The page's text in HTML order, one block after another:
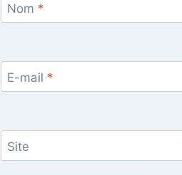
Nom *
E-mail *
Site